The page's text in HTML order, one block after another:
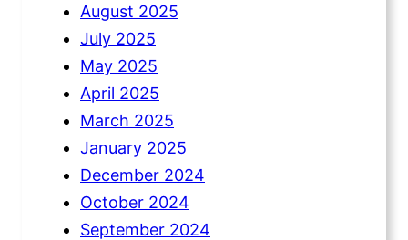
August 2025
July 2025
May 2025
April 2025
March 2025
January 2025
December 2024
October 2024
September 2024